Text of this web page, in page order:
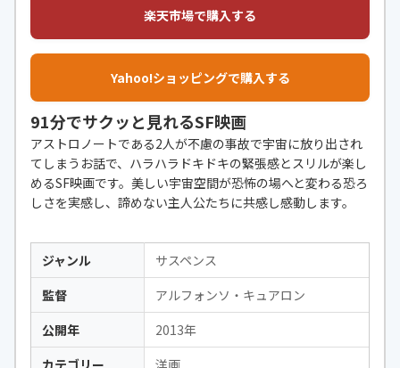
楽天市場で購入する
Yahoo!ショッピングで購入する
91分でサクッと見れるSF映画
アストロノートである2人が不慮の事故で宇宙に放り出され
てしまうお話で、ハラハラドキドキの緊張感とスリルが楽し
めるSF映画です。美しい宇宙空間が恐怖の場へと変わる恐ろ
しさを実感し、諦めない主人公たちに共感し感動します。
ジャンル
サスペンス
監督
アルフォンソ・キュアロン
公開年
2013年